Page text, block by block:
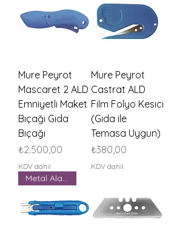
Mure Peyrot
Mascaret 2 ALD
Emniyetli Maket
Bıçağı Gıda
Bıçağı
Fiyat
₺2.500,00
KDV dahil
Mure Peyrot
Castrat ALD
Film Folyo Kesici
(Gıda ile
Temasa Uygun)
Fiyat
₺380,00
KDV dahil
Metal Alaşımlı